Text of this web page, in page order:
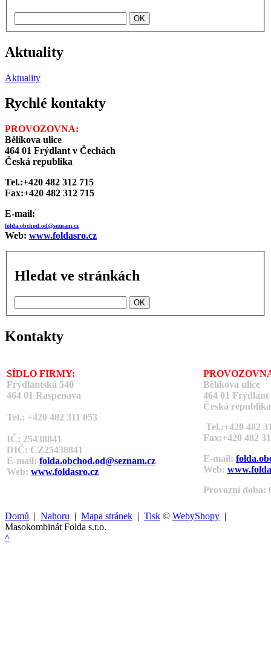
Aktuality
Aktuality
Rychlé kontakty
PROVOZOVNA:
Bělíkova ulice
464 01 Frýdlant v Čechách
Česká republika
Tel.:+420 482 312 715
Fax:+420 482 312 715
E-mail:
folda.obchod.od@seznam.cz
Web: www.foldasro.cz
Hledat ve stránkách
Kontakty
SÍDLO FIRMY:
Frýdlantská 540
464 01 Raspenava
Tel.: +420 482 311 053
IČ: 25438841
DIČ: CZ25438841
E-mail: folda.obchod.od@seznam.cz
Web: www.foldasro.cz
Bělíkova ulice
464 01 Frýdlant
Česká republika
Tel.:+420 482
Fax:+420 482
E-mail:
Web:
Provozní doba:
Domů | Nahoru | Mapa stránek | Tisk © WebyShopy |
Masokombinát Folda s.r.o.
^